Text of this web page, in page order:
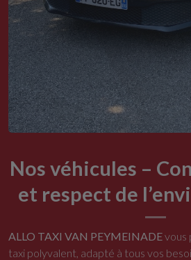
Nos véhicules –
et respect de
ALLO TAXI VAN PEYMEINADEvous
taxi polyvalent, adapté à tous vos